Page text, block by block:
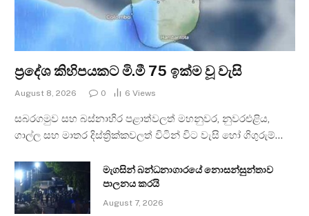
ප්‍රදේශ කිහිපයකට මි.මී 75 ඉක්ම වූ වැසි
August 8, 2026 0 6 Views
සබරගමුව සහ බස්නාහිර පළාත්වලත් මහනුවර, නුවරඑළිය,
ගාල්ල සහ මාතර දිස්ත්‍රික්කවලත් විටින් විට වැසි හෝ ගිගුරුම්…
මැගසින් බන්ධනාගාරයේ නොසන්සුන්තාව
පාලනය කරයි
August 7, 2026